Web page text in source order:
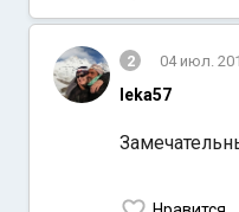
2 04 июл.
leka57